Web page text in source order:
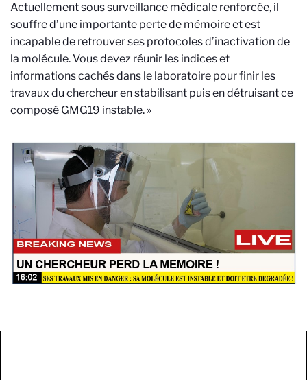
Actuellement sous surveillance médicale renforcée, il
souffre d’une importante perte de mémoire et est
incapable de retrouver ses protocoles d’inactivation de
la molécule. Vous devez réunir les indices et
informations cachés dans le laboratoire pour finir les
travaux du chercheur en stabilisant puis en détruisant ce
composé GMG19 instable. »